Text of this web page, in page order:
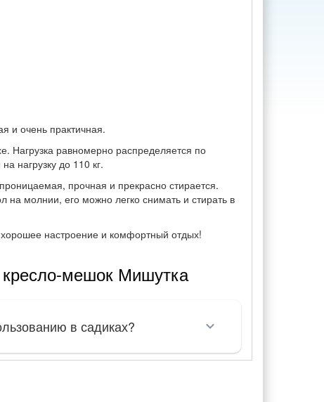
и очень практичная.
Нагрузка равномерно распределяется по
нагрузку до 110 кг.
прочная и прекрасно стирается.
молнии, его можно легко снимать и стирать в
настроение и комфортный отдых!
мешок Мишутка
в садиках?